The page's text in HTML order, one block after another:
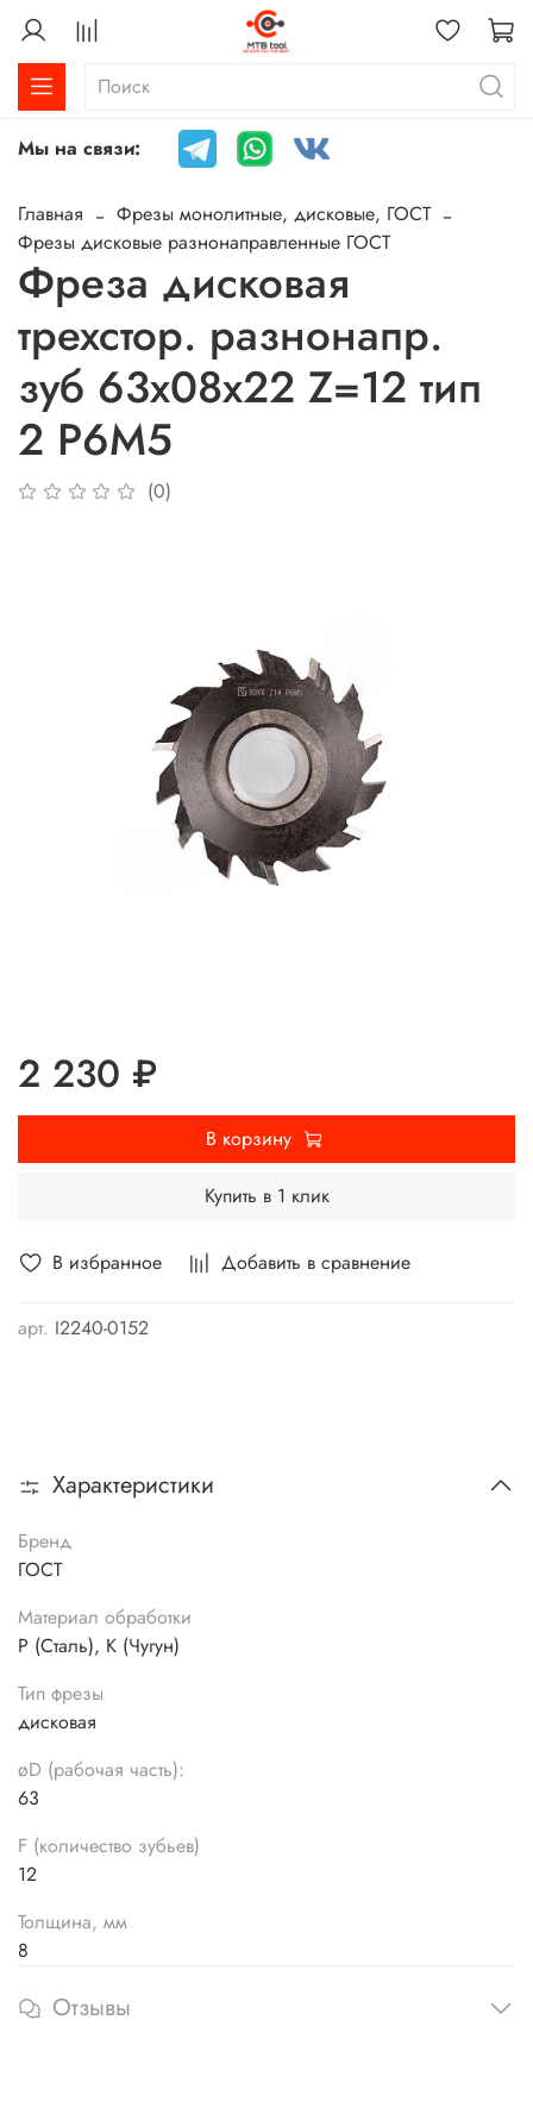
Мы на связи:
Главная
Фрезы монолитные, дисковые, ГОСТ
Фрезы дисковые разнонаправленные ГОСТ
Фреза дисковая
трехстор. разнонапр.
зуб 63х08х22 Z=12 тип
2 Р6М5
(0)
В избранное Добавить в сравнение
арт. I2240-0152
2 230 ₽
В корзину
Купить в 1 клик
Характеристики
Бренд
ГОСТ
Материал обработки
P (Сталь), K (Чугун)
Тип фрезы
дисковая
øD (рабочая часть):
63
F (количество зубьев)
12
Толщина, мм
8
Отзывы